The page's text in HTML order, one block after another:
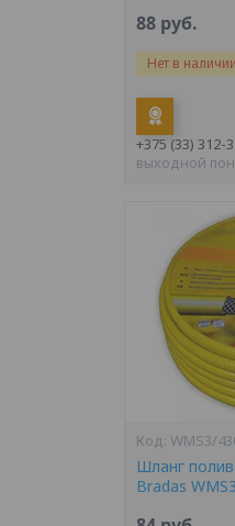
88 руб.
Нет в наличии
+375 (33) 312-
выходной
WMS3/
Шланг
Bradas